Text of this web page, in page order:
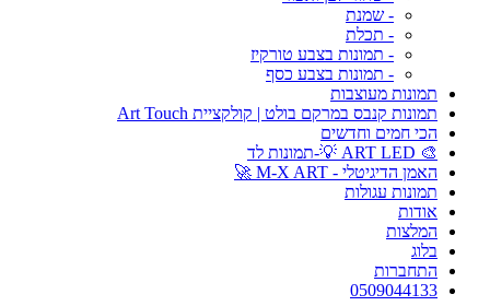
- שמנת
- תכלת
- תמונות בצבע טורקיז
- תמונות בצבע כסף
תמונות מעוצבות
תמונות קנבס במרקם בולט | קולקציית Art Touch
הכי חמים וחדשים
🎨 ART LED 💡-תמונות לד
האמן הדיגיטלי - M-X ART 🚀
תמונות עגולות
אודות
המלצות
בלוג
התחברות
0509044133